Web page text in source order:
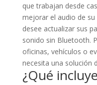
que trabajan desde
mejorar el audio de
desee actualizar sus
sonido sin Bluetooth.
oficinas, vehículos o
necesita una solución
¿Qué